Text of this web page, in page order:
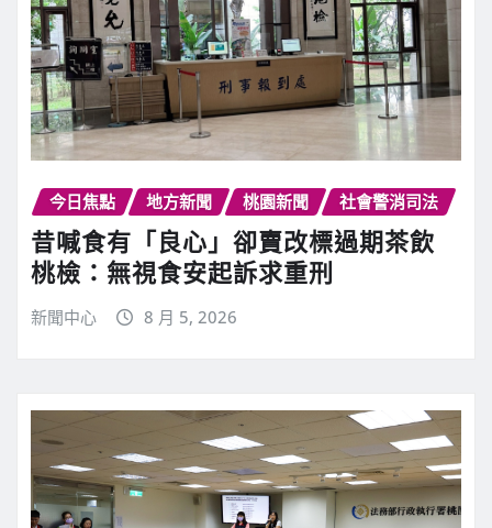
今日焦點 地方新聞 桃園新聞 社會警消司法
昔喊食有「良心」卻賣改標過期茶飲
桃檢：無視食安起訴求重刑
新聞中心 8 月 5, 2026